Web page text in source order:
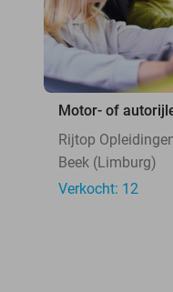
Motor- of
Rijtop
Beek (Limburg)
Verkocht: 12